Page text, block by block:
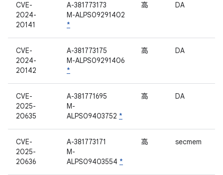
CVE-
2024-
20141
A-381773173
M-ALPS09291402
*
高 DA
CVE-
2024-
20142
A-381773175
M-ALPS09291406
*
高 DA
CVE-
2025-
20635
A-381771695
M-
ALPS09403752 *
高 DA
CVE-
2025-
20636
A-381773171
M-
ALPS09403554 *
高 secmem